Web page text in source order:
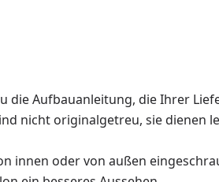
die Aufbauanleitung, die Ihrer
nicht originalgetreu, sie dienen
innen oder von außen